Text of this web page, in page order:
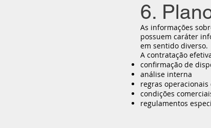
6.
As informações
possuem caráter
em sentido diverso.
A contratação
confirmação de
análise interna
regras operacionais
condições
regulamentos